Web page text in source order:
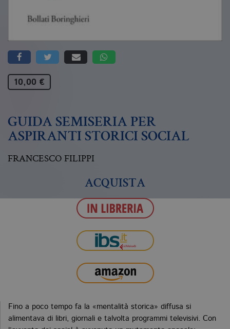
10,00 €
GUIDA SEMISERIA PER
ASPIRANTI STORICI SOCIAL
FRANCESCO FILIPPI
ACQUISTA
Fino a poco tempo fa la «mentalità storica» diffusa si
alimentava di libri, giornali e talvolta programmi televisivi. Con